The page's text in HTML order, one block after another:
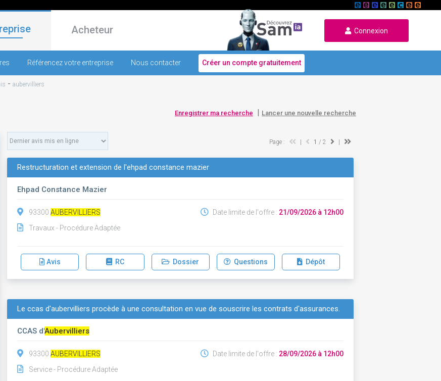
Acheteur Connexion
Référencez votre entreprise Nous contacter Créer un compte gratuitement
- aubervilliers
Enregistrer ma recherche | Lancer une nouvelle recherche
Page : 1 / 2
Restructuration et extension de l'ehpad constance mazier
Ehpad Constance Mazier
93300AUBERVILLIERS
Travaux - Procédure Adaptée
Date limite de l'offre : 21/09/2026 à 12h00
Avis RC Dossier Questions Dépôt
Le ccas d'aubervilliers procède à une consultation en vue de souscrire les contrats d'assurances.
CCAS d'Aubervilliers
93300AUBERVILLIERS
Service - Procédure Adaptée
Date limite de l'offre : 28/09/2026 à 12h00